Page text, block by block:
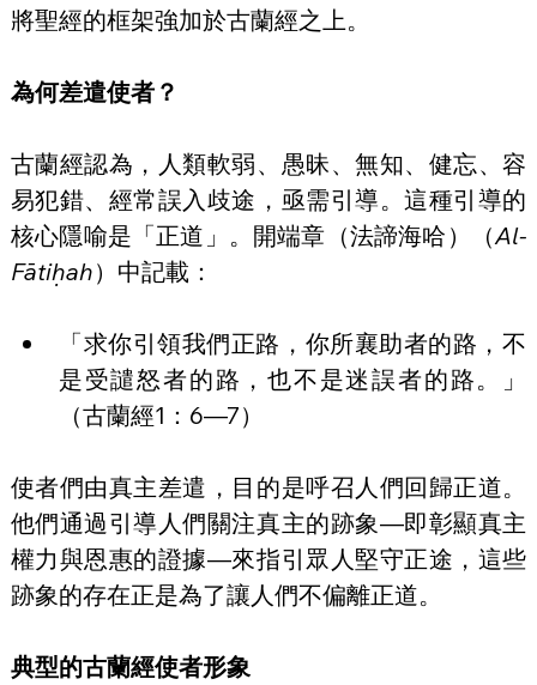
將聖經的框架強加於古蘭經之上。
為何差遣使者？
古蘭經認為，人類軟弱、愚昧、無知、健忘、容
易犯錯、經常誤入歧途，亟需引導。這種引導的
核心隱喻是「正道」。開端章（法諦海哈）（Al-
Fātiḥah）中記載：
「求你引領我們正路，你所襄助者的路，不
是受譴怒者的路，也不是迷誤者的路。」
（古蘭經1：6—7）
使者們由真主差遣，目的是呼召人們回歸正道。
他們通過引導人們關注真主的跡象—即彰顯真主
權力與恩惠的證據—來指引眾人堅守正途，這些
跡象的存在正是為了讓人們不偏離正道。
典型的古蘭經使者形象